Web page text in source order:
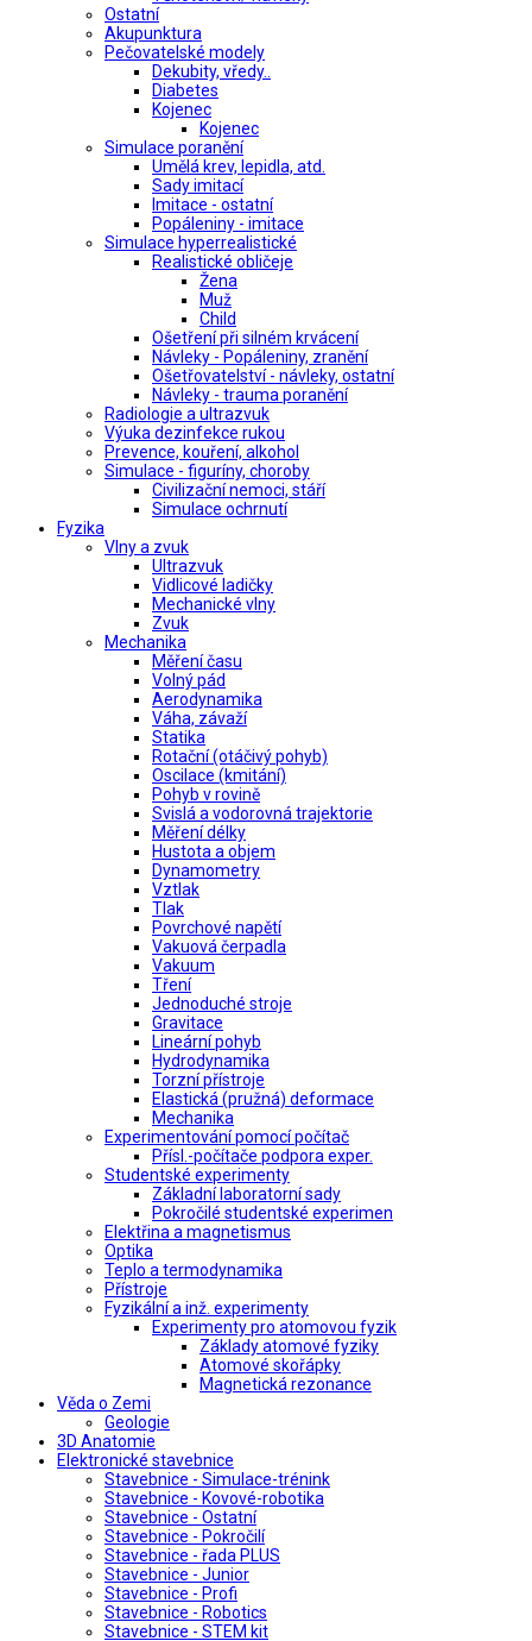
Ostatní
Akupunktura
Pečovatelské modely
Dekubity, vředy..
Diabetes
Kojenec
Kojenec
Simulace poranění
Umělá krev, lepidla, atd.
Sady imitací
Imitace - ostatní
Popáleniny - imitace
Simulace hyperrealistické
Realistické obličeje
Žena
Muž
Child
Ošetření při silném krvácení
Návleky - Popáleniny, zranění
Ošetřovatelství - návleky, ostatní
Návleky - trauma poranění
Radiologie a ultrazvuk
Výuka dezinfekce rukou
Prevence, kouření, alkohol
Simulace - figuríny, choroby
Civilizační nemoci, stáří
Simulace ochrnutí
Fyzika
Vlny a zvuk
Ultrazvuk
Vidlicové ladičky
Mechanické vlny
Zvuk
Mechanika
Měření času
Volný pád
Aerodynamika
Váha, závaží
Statika
Rotační (otáčivý pohyb)
Oscilace (kmitání)
Pohyb v rovině
Svislá a vodorovná trajektorie
Měření délky
Hustota a objem
Dynamometry
Vztlak
Tlak
Povrchové napětí
Vakuová čerpadla
Vakuum
Tření
Jednoduché stroje
Gravitace
Lineární pohyb
Hydrodynamika
Torzní přístroje
Elastická (pružná) deformace
Mechanika
Experimentování pomocí počítač
Přísl.-počítače podpora exper.
Studentské experimenty
Základní laboratorní sady
Pokročilé studentské experimen
Elektřina a magnetismus
Optika
Teplo a termodynamika
Přístroje
Fyzikální a inž. experimenty
Experimenty pro atomovou fyzik
Základy atomové fyziky
Atomové skořápky
Magnetická rezonance
Věda o Zemi
Geologie
3D Anatomie
Elektronické stavebnice
Stavebnice - Simulace-trénink
Stavebnice - Kovové-robotika
Stavebnice - Ostatní
Stavebnice - Pokročilí
Stavebnice - řada PLUS
Stavebnice - Junior
Stavebnice - Profi
Stavebnice - Robotics
Stavebnice - STEM kit